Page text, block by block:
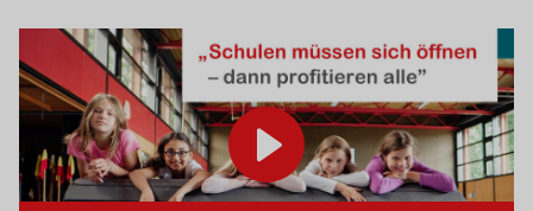
Video-
Player